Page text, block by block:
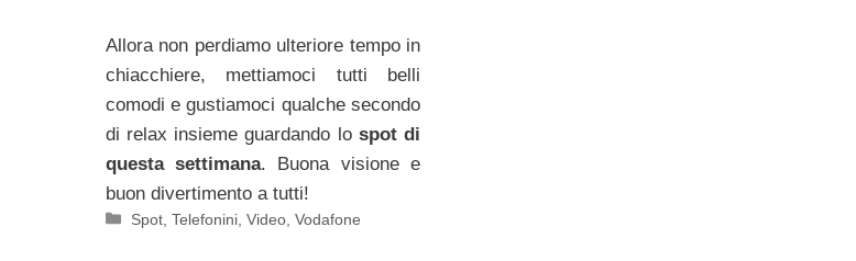
Allora non perdiamo ulteriore tempo in
chiacchiere, mettiamoci tutti belli
comodi e gustiamoci qualche secondo
di relax insieme guardando lo spot di
questa settimana. Buona visione e
buon divertimento a tutti!
Categorie
Spot ,Telefonini ,Video ,Vodafone